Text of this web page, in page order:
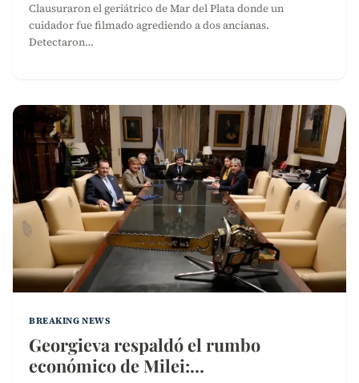
Clausuraron el geriátrico de Mar del Plata donde un
cuidador fue filmado agrediendo a dos ancianas.
Detectaron…
BREAKING NEWS
Georgieva respaldó el rumbo
económico de Milei:…